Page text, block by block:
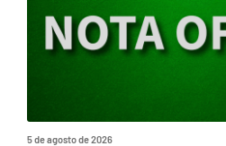
5 de agosto de 2026